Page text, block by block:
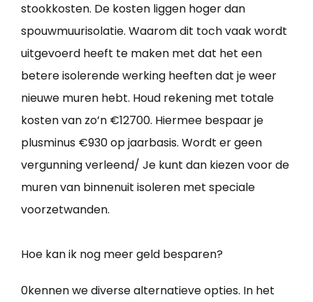
stookkosten. De kosten liggen hoger dan
spouwmuurisolatie. Waarom dit toch vaak wordt
uitgevoerd heeft te maken met dat het een
betere isolerende werking heeften dat je weer
nieuwe muren hebt. Houd rekening met totale
kosten van zo’n €12700. Hiermee bespaar je
plusminus €930 op jaarbasis. Wordt er geen
vergunning verleend/ Je kunt dan kiezen voor de
muren van binnenuit isoleren met speciale
voorzetwanden.
Hoe kan ik nog meer geld besparen?
0kennen we diverse alternatieve opties. In het